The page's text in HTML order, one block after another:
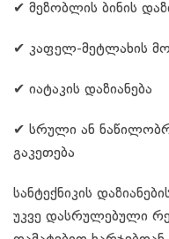
✔ მეზობლის ბინის
✔ კაფელ-მეტლახის
✔ იატაკის დაზიანება
✔ სრული ან
გაკეთება
სანტექნიკის
უკვე დასრულებული